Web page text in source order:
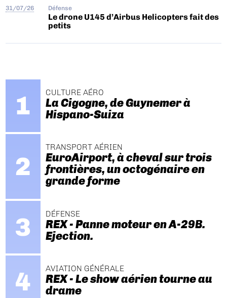
31/07/26 Défense
Le drone U145 d’Airbus Helicopters fait des
petits
CULTURE AÉRO
La Cigogne, de Guynemer à
Hispano-Suiza
TRANSPORT AÉRIEN
EuroAirport, à cheval sur trois
frontières, un octogénaire en
grande forme
DÉFENSE
REX - Panne moteur en A-29B.
Ejection.
AVIATION GÉNÉRALE
REX - Le show aérien tourne au
drame